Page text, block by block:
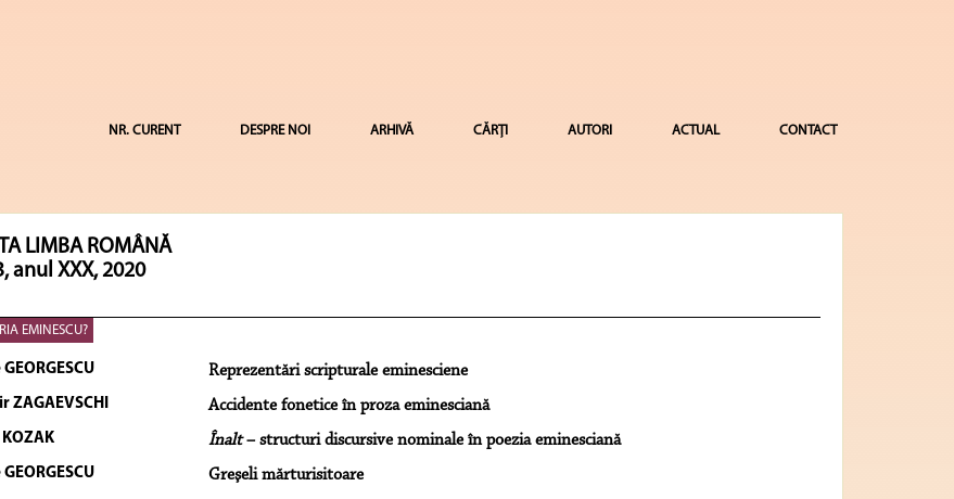
NR. CURENT DESPRE NOI ARHIVĂ CĂRȚI AUTORI ACTUAL CONTACT
LIMBA ROMÂNĂ
anul XXX, 2020
EMINESCU?
Reprezentări scripturale eminesciene
ZAGAEVSCHI Accidente fonetice în proza eminesciană
Înalt– structuri discursive nominale în poezia eminesciană
Greşeli mărturisitoare